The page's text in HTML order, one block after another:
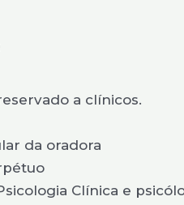
a clínicos.
da oradora
Clínica e